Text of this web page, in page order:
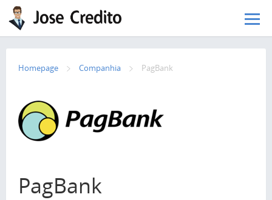
Pular para o conteúdo principal
Homepage Сompanhia PagBank
PagBank